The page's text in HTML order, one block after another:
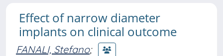
Effect of narrow diameter
implants on clinical outcome
FANALI, Stefano;